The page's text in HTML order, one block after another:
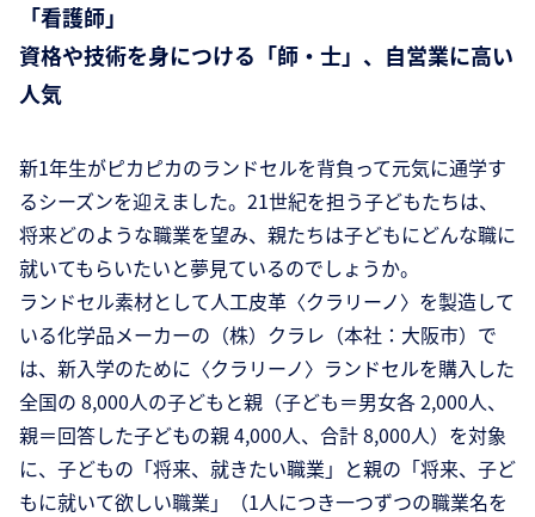
「看護師」
資格や技術を身につける「師・士」、自営業に高い
人気
新1年生がピカピカのランドセルを背負って元気に通学す
るシーズンを迎えました。21世紀を担う子どもたちは、
将来どのような職業を望み、親たちは子どもにどんな職に
就いてもらいたいと夢見ているのでしょうか。
ランドセル素材として人工皮革〈クラリーノ〉を製造して
いる化学品メーカーの（株）クラレ（本社：大阪市）で
は、新入学のために〈クラリーノ〉ランドセルを購入した
全国の 8,000人の子どもと親（子ども＝男女各 2,000人、
親＝回答した子どもの親 4,000人、合計 8,000人）を対象
に、子どもの「将来、就きたい職業」と親の「将来、子ど
もに就いて欲しい職業」（1人につき一つずつの職業名を